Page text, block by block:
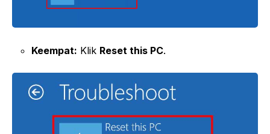
Keempat: Klik Reset this PC.